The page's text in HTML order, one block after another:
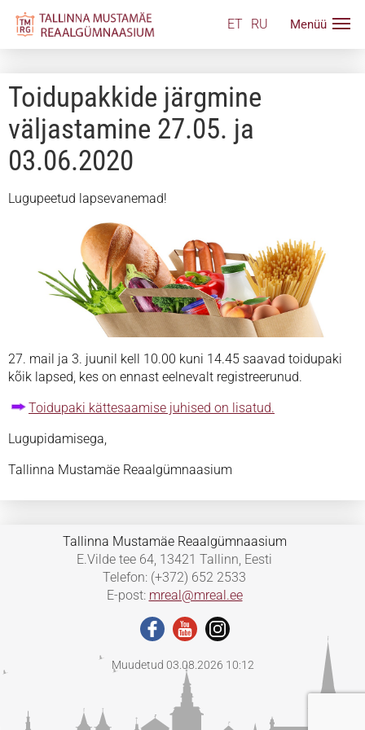
ET RU
Toidupakkide järgmine
väljastamine 27.05. ja
03.06.2020
Lugupeetud lapsevanemad!
27. mail ja 3. juunil kell 10.00 kuni 14.45 saavad toidupaki
kõik lapsed, kes on ennast eelnevalt registreerunud.
Toidupaki kättesaamise juhised on lisatud.
Lugupidamisega,
Tallinna Mustamäe Reaalgümnaasium
Tallinna Mustamäe Reaalgümnaasium
E.Vilde tee 64, 13421 Tallinn, Eesti
Telefon: (+372) 652 2533
E-post: mreal@mreal.ee
Muudetud 03.08.2026 10:12